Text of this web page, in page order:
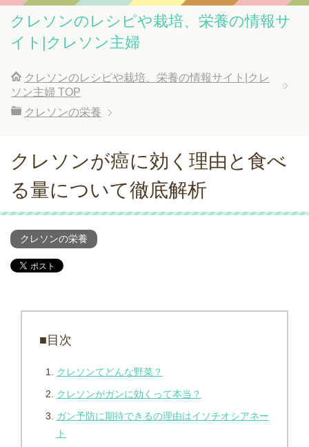
クレソンのレシピや栽培、栄養の情報サ
イト|クレソン主婦
クレソンのレシピや栽培、栄養の情報サイト|クレ
ソン主婦 TOP
クレソンの栄養
クレソンが癌に効く理由と食べ
る量について徹底解析
クレソンの栄養
■目次
クレソンてどんな野菜？
クレソンがガンに効くって本当？
ガン予防に期待できるの理由はイソチオシアネー
ト